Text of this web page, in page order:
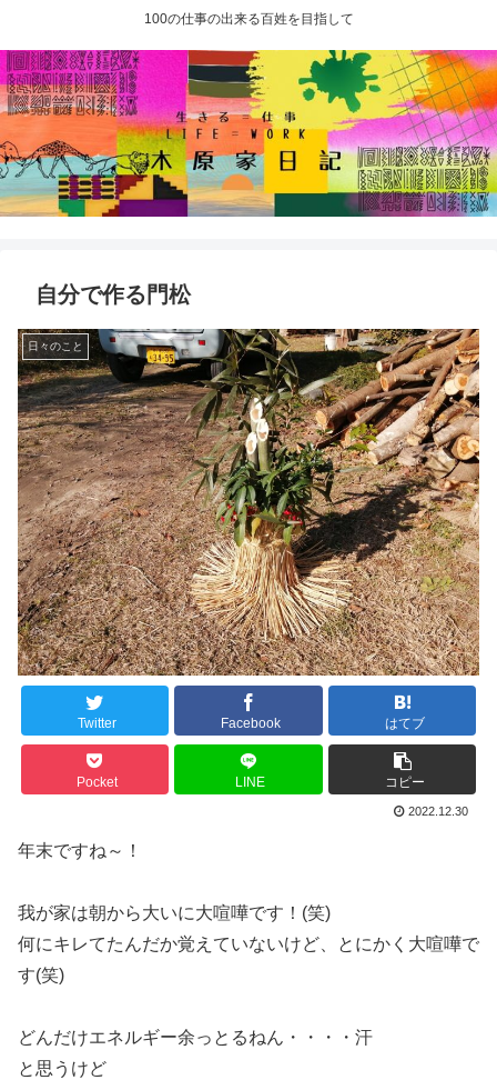
100の仕事の出来る百姓を目指して
自分で作る門松
日々のこと
Twitter Facebook はてブ
Pocket LINE コピー
2022.12.30
年末ですね～！
我が家は朝から大いに大喧嘩です！(笑)
何にキレてたんだか覚えていないけど、とにかく大喧嘩で
す(笑)
どんだけエネルギー余っとるねん・・・・汗
と思うけど